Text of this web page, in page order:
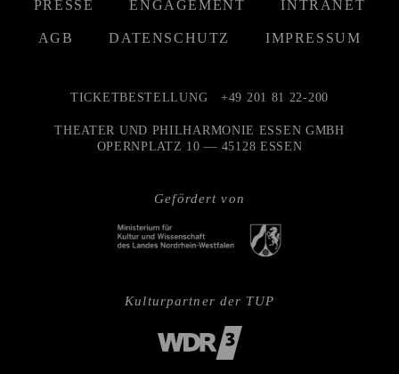
PRESSE ENGAGEMENT INTRANET
AGB DATENSCHUTZ IMPRESSUM
Gefördert von
TICKETBESTELLUNG +49 201 81 22-200
THEATER UND PHILHARMONIE ESSEN GMBH
OPERNPLATZ 10 — 45128 ESSEN
Kulturpartner der TUP